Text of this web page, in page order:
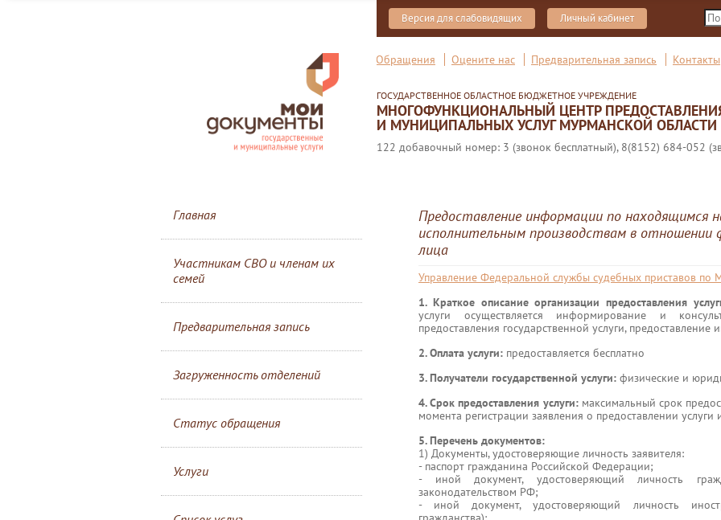
Версия для слабовидящих Личный кабинет
Обращения Оцените нас Предварительная запись Контакты
ГОСУДАРСТВЕННОЕ ОБЛАСТНОЕ БЮДЖЕТНОЕ УЧРЕЖДЕНИЕ
МНОГОФУНКЦИОНАЛЬНЫЙ ЦЕНТР
И МУНИЦИПАЛЬНЫХ УСЛУГ МУРМАНСКОЙ ОБЛАСТИ
122 добавочный номер: 3 (звонок бесплатный), 8(8152) 684-052
Главная
Участникам СВО и членам их
семей
Предварительная запись
Загруженность отделений
Статус обращения
Услуги
Предоставление информации по находящимся
исполнительным производствам в отношении
лица
Управление Федеральной службы судебных приставов по
1. Краткое описание организации предоставления
услуги осуществляется информирование и
предоставления государственной услуги, предоставление
2. Оплата услуги: предоставляется бесплатно
3. Получатели государственной услуги: физические и
4. Срок предоставления услуги: максимальный срок
момента регистрации заявления о предоставлении
5. Перечень документов:
1) Документы, удостоверяющие личность заявителя:
- паспорт гражданина Российской Федерации;
- иной документ, удостоверяющий личность
законодательством РФ;
- иной документ, удостоверяющий личность